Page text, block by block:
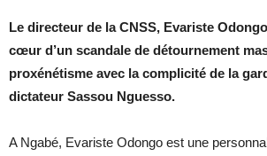
Le directeur de la CNSS, Evariste
cœur d’un scandale de détournement
proxénétisme avec la complicité de la
dictateur Sassou Nguesso.
A Ngabé, Evariste Odongo est une